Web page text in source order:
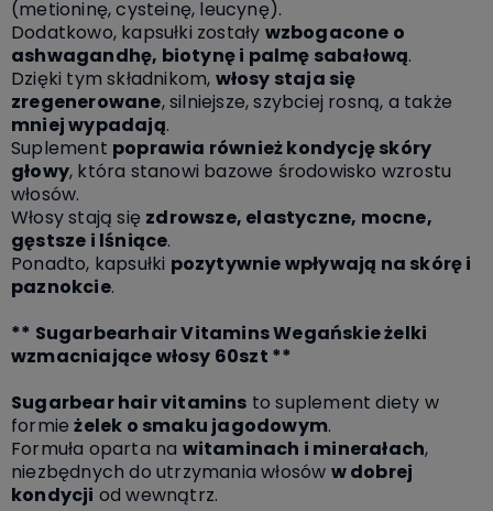
(metioninę, cysteinę, leucynę).
Dodatkowo, kapsułki zostały wzbogacone o
ashwagandhę, biotynę i palmę sabałową.
Dzięki tym składnikom, włosy staja się
zregenerowane, silniejsze, szybciej rosną, a także
mniej wypadają.
Suplement poprawia również kondycję skóry
głowy, która stanowi bazowe środowisko wzrostu
włosów.
Włosy stają się zdrowsze, elastyczne, mocne,
gęstsze i lśniące.
Ponadto, kapsułki pozytywnie wpływają na skórę i
paznokcie.
** Sugarbearhair Vitamins Wegańskie żelki
wzmacniające włosy 60szt **
Sugarbear hair vitamins to suplement diety w
formieżelek o smaku jagodowym.
Formuła oparta na witaminach i minerałach,
niezbędnych do utrzymania włosów w dobrej
kondycji od wewnątrz.